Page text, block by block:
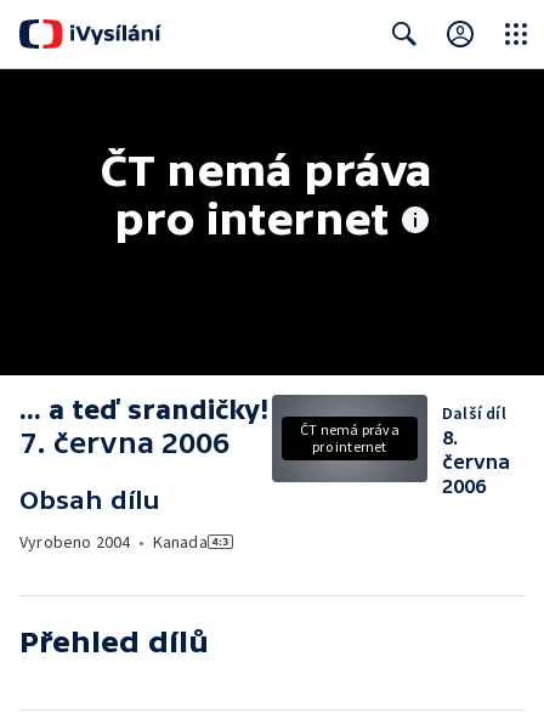
ČT nemá práva
pro internet
... a teď srandičky!
7. června 2006
Obsah dílu
Vyrobeno 2004• Kanada
ČT nemá práva
pro internet
Další díl
8.
června
2006
Přehled dílů